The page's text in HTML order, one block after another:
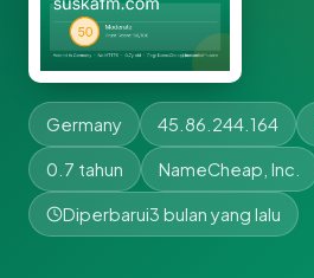
Germany 45.86.244.164
0.7 tahun NameCheap, Inc.
Diperbarui3 bulan yang lalu